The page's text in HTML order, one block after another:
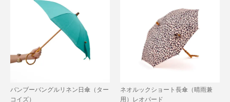
バンブーバングルリネン日傘（ター
コイズ）
ネオルックショート長傘（晴雨兼
用）レオパード